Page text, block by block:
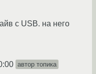
с USB. на него
автор топика